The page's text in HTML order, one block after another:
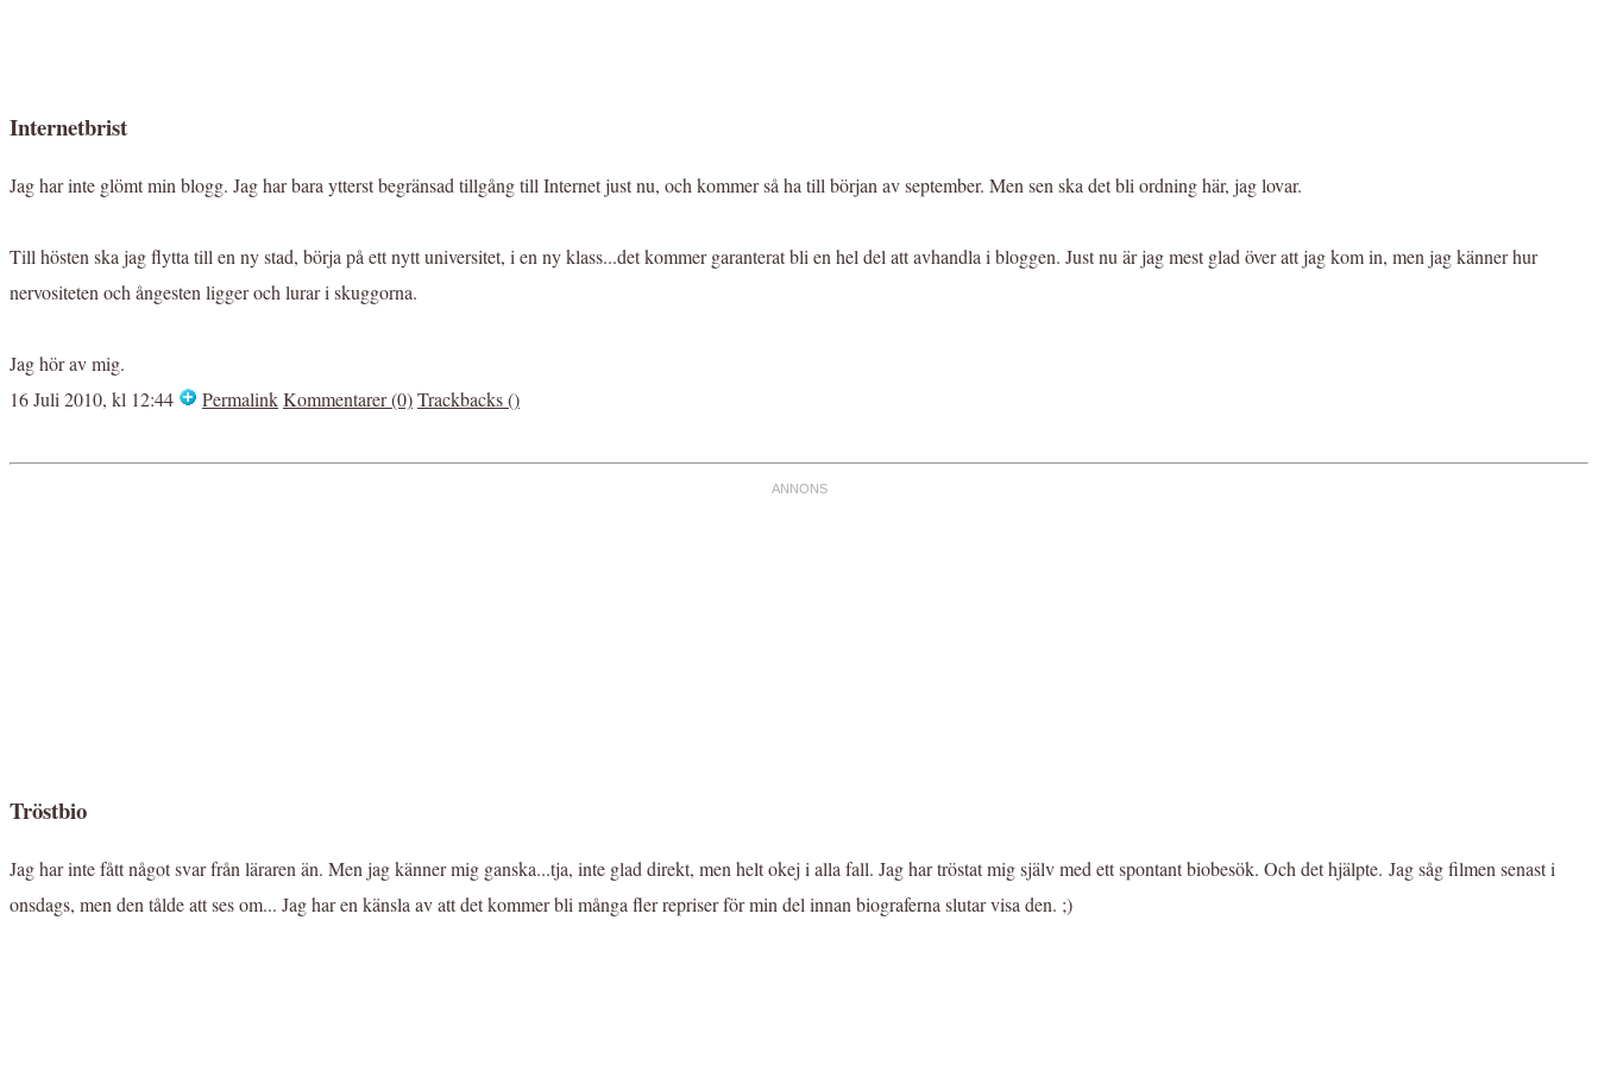
Internetbrist
Jag har inte glömt min blogg. Jag har bara ytterst begränsad tillgång till Internet just nu, och kommer så ha till början av september. Men sen ska det bli ordning här, jag lovar.
Till hösten ska jag flytta till en ny stad, börja på ett nytt universitet, i en ny klass...det kommer garanterat bli en hel del att avhandla i bloggen. Just nu är jag mest glad över att jag kom in, men jag känner hur
nervositeten och ångesten ligger och lurar i skuggorna.
Jag hör av mig.
16 Juli 2010, kl 12:44
PermalinkKommentarer (0)Trackbacks ()
Tröstbio
Jag har inte fått något svar från läraren än. Men jag känner mig ganska...tja, inte glad direkt, men helt okej i alla fall. Jag har tröstat mig själv med ett spontant biobesök. Och det hjälpte. Jag såg filmen senast i
onsdags, men den tålde att ses om... Jag har en känsla av att det kommer bli många fler repriser för min del innan biograferna slutar visa den. ;)